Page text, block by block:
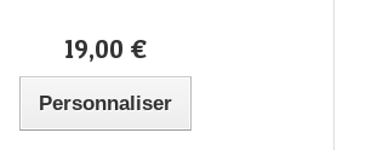
19,00 €
Personnaliser